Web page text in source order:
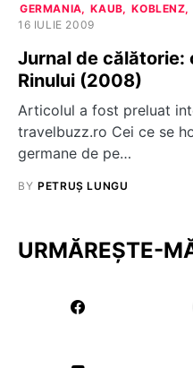
GERMANIA
KAUB KOBLENZ
16 IULIE 2009
Jurnal de călătorie:
Rinului (2008)
Articolul a fost preluat
travelbuzz.ro Cei ce se
germane de pe…
BY PETRUȘ LUNGU
URMĂREȘTE-